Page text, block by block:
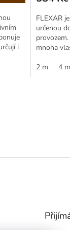
i
cena:
FLEXAR
určenou
mnoha
2 m
4 m